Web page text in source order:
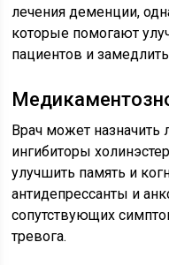
лечения деменции,
которые помогают
пациентов и
Врач может назначить
ингибиторы
улучшить память и
антидепрессанты и
сопутствующих
тревога.